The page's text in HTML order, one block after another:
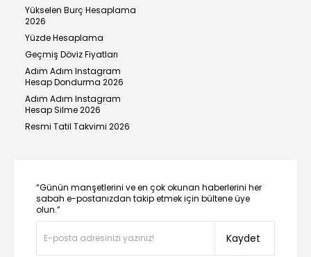
Yükselen Burç Hesaplama
2026
Yüzde Hesaplama
Geçmiş Döviz Fiyatları
Adım Adım Instagram
Hesap Dondurma 2026
Adım Adım Instagram
Hesap Silme 2026
Resmi Tatil Takvimi 2026
“Günün manşetlerini ve en çok okunan haberlerini her
sabah e-postanızdan takip etmek için bültene üye
olun.”
Kaydet